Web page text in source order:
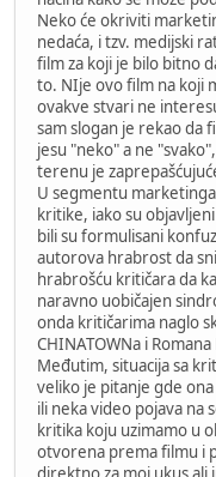
Neko će okriviti
nedaća, i tzv. medijski
film za koji je bilo bitno
to. NIje ovo film na koji
ovakve stvari ne
sam slogan je rekao da
jesu "neko" a ne
terenu je
U segmentu
kritike, iako su
bili su formulisani
autorova hrabrost da
hrabrošću kritičara da
naravno uobičajen
onda kritičarima naglo
CHINATOWNa i
Međutim, situacija sa
veliko je pitanje gde
ili neka video pojava na
kritika koju uzimamo u
otvorena prema filmu i